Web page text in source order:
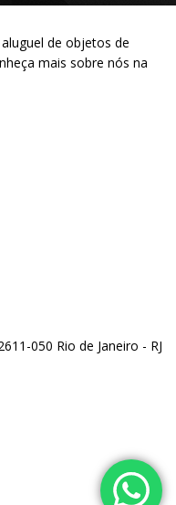
de objetos de
mais sobre nós na
050 Rio de Janeiro - RJ